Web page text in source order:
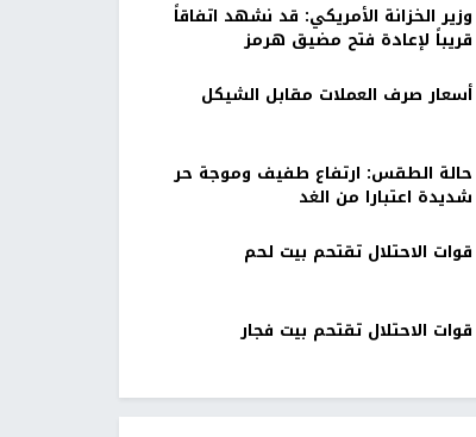
وزير الخزانة الأمريكي: قد نشهد اتفاقاً
قريباً لإعادة فتح مضيق هرمز
أسعار صرف العملات مقابل الشيكل
حالة الطقس: ارتفاع طفيف وموجة حر
شديدة اعتبارا من الغد
قوات الاحتلال تقتحم بيت لحم
قوات الاحتلال تقتحم بيت فجار